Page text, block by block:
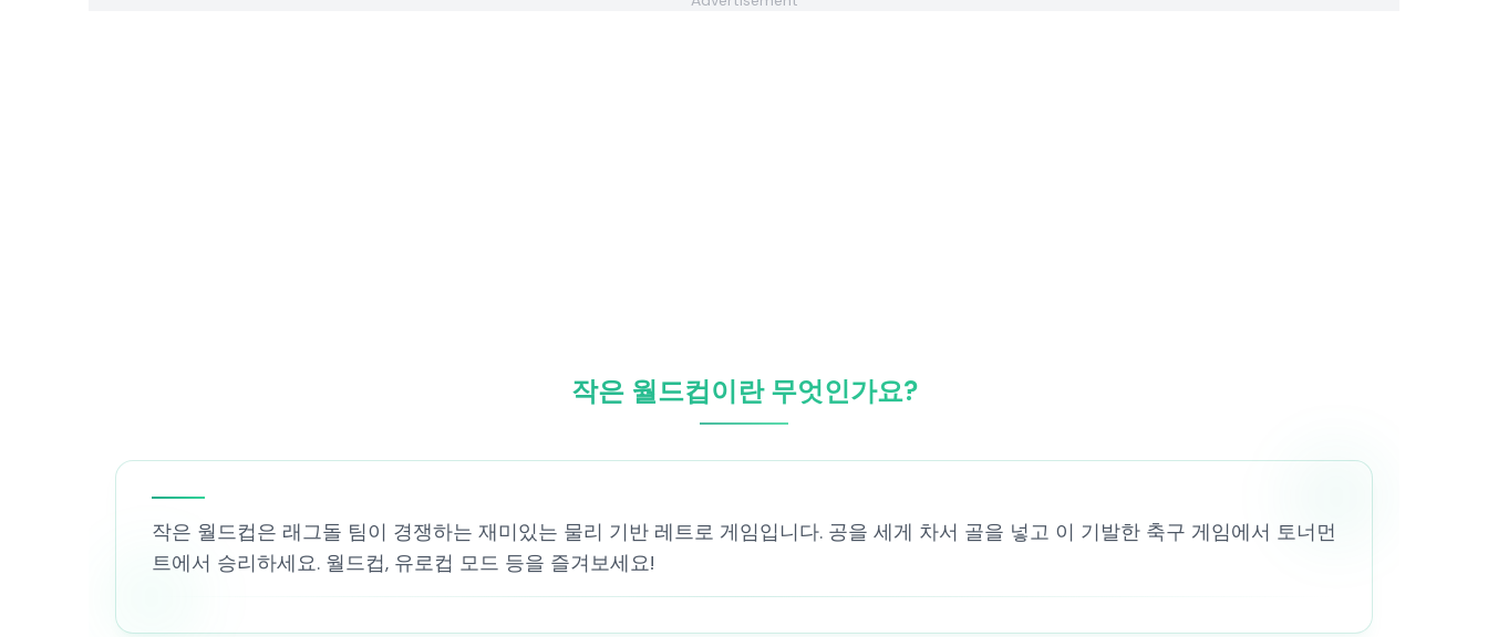
작은 월드컵이란 무엇인가요?
작은 월드컵은 래그돌 팀이 경쟁하는 재미있는 물리 기반 레트로 게임입니다. 공을 세게 차서 골을 넣고 이 기발한 축구 게임에서 토너먼
트에서 승리하세요. 월드컵, 유로컵 모드 등을 즐겨보세요!